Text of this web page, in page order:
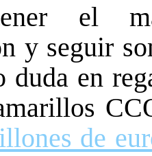
el
y seguir
duda en
de